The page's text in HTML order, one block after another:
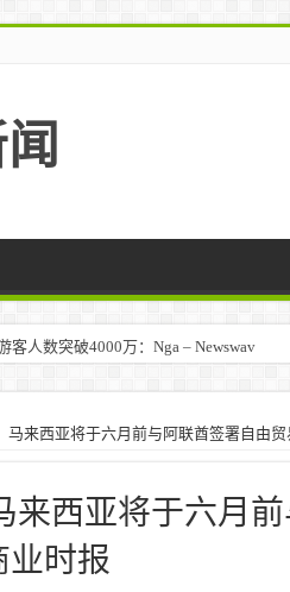
人数突破4000万：Nga – Newswav
马来西亚将于六月前与阿联酋签署自由贸
来西亚将于六月前
业时报